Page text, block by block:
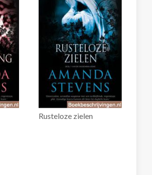
Rusteloze zielen